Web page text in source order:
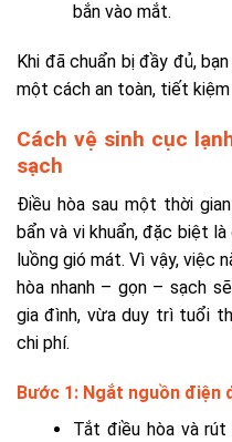
bắn vào mắt.
Khi đã chuẩn bị đầy đủ,
một cách an toàn, tiết kiệm
Cách vệ sinh cục
sạch
Điều hòa sau một thời
bẩn và vi khuẩn, đặc biệt
luồng gió mát. Vì vậy, việc
hòa nhanh – gọn – sạch
gia đình, vừa duy trì tuổi
chi phí.
Bước 1: Ngắt nguồn điện
Tắt điều hòa và